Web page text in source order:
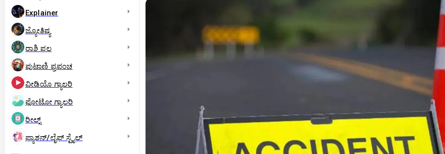
Explainer
ಜ್ಯೋತಿಷ್ಯ
ರಾಶಿ ಫಲ
ಪುಟಾಣಿ ಪ್ರಪಂಚ
ವೀಡಿಯೊ ಗ್ಯಾಲರಿ
ಫೋಟೋ ಗ್ಯಾಲರಿ
ರೀಲ್ಸ್
ಫ್ಯಾಶನ್/ಲೈಫ್‌ ಸ್ಟೈಲ್